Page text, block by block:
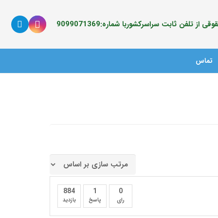
از تلفن ثابت سراسرکشوربا شماره:9099071369
تماس
884
بازدید
1
پاسخ
0
رای